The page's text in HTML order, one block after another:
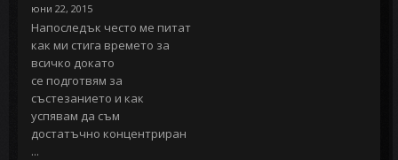
юни 22, 2015
Напоследък често ме питат
как ми стига времето за
всичко докато
се подготвям за
състезанието и как
успявам да съм
достатъчно концентриран
...